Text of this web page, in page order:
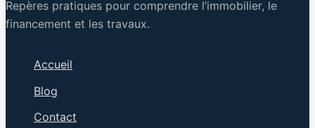
Repères pratiques pour comprendre l’immobilier, le
financement et les travaux.
Accueil
Blog
Contact